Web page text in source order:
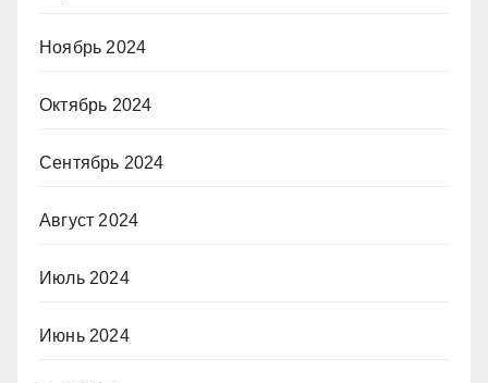
Ноябрь 2024
Октябрь 2024
Сентябрь 2024
Август 2024
Июль 2024
Июнь 2024